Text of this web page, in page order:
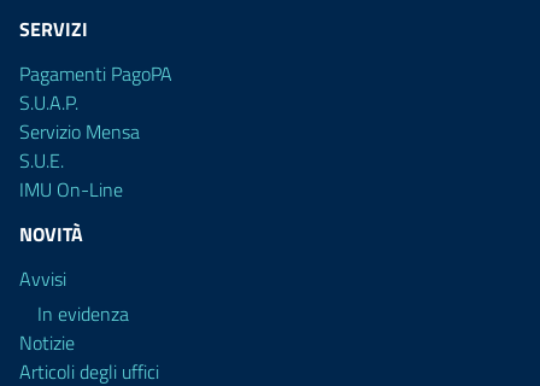
SERVIZI
Pagamenti PagoPA
S.U.A.P.
Servizio Mensa
S.U.E.
IMU On-Line
NOVITÀ
Avvisi
In evidenza
Notizie
Articoli degli uffici